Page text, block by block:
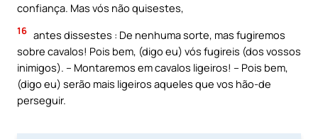
confiança. Mas vós não quisestes,
16 antes dissestes : De nenhuma sorte, mas fugiremos
sobre cavalos! Pois bem, (digo eu) vós fugireis (dos vossos
inimigos). – Montaremos em cavalos ligeiros! – Pois bem,
(digo eu) serão mais ligeiros aqueles que vos hão-de
perseguir.